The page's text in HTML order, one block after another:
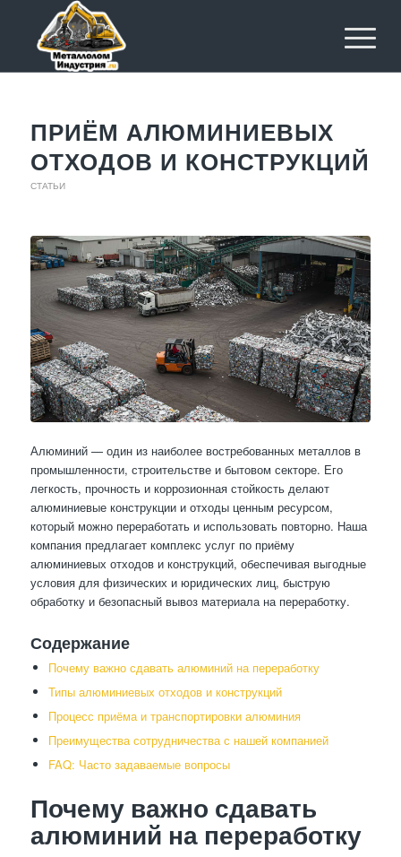
ПРИЁМ АЛЮМИНИЕВЫХ
ОТХОДОВ И КОНСТРУКЦИЙ
СТАТЬИ
Алюминий — один из наиболее востребованных металлов в
промышленности, строительстве и бытовом секторе. Его
легкость, прочность и коррозионная стойкость делают
алюминиевые конструкции и отходы ценным ресурсом,
который можно переработать и использовать повторно. Наша
компания предлагает комплекс услуг по приёму
алюминиевых отходов и конструкций, обеспечивая выгодные
условия для физических и юридических лиц, быструю
обработку и безопасный вывоз материала на переработку.
Содержание
Почему важно сдавать алюминий на переработку
Типы алюминиевых отходов и конструкций
Процесс приёма и транспортировки алюминия
Преимущества сотрудничества с нашей компанией
FAQ: Часто задаваемые вопросы
Почему важно сдавать
алюминий на переработку